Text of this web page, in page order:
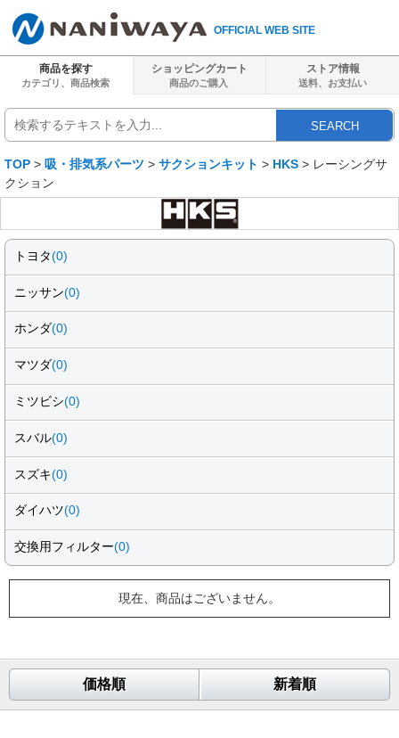
OFFICIAL WEB SITE
商品を探す
カテゴリ、商品検索
ショッピングカート
商品のご購入
ストア情報
送料、 お支払い
SEARCH
TOP > 吸・排気系パーツ > サクションキット > HKS > レーシングサ
クション
トヨタ(0)
ニッサン(0)
ホンダ(0)
マツダ(0)
ミツビシ(0)
スバル(0)
スズキ(0)
ダイハツ(0)
交換用フィルター(0)
現在、商品はございません。
価格順 新着順